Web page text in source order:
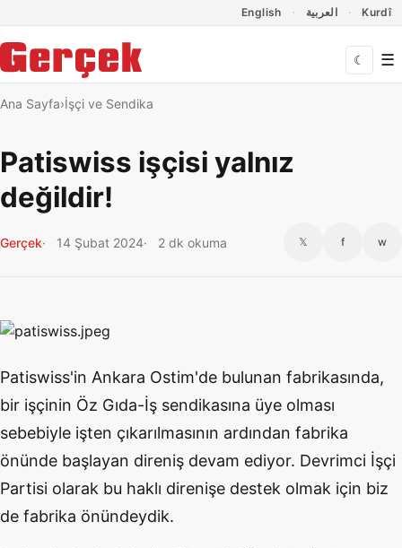
English العربية Kurdî
☾ ☰
Ana Sayfa İşçi ve Sendika
Patiswiss işçisi yalnız
değildir!
Gerçek 14 Şubat 2024 2 dk okuma 𝕏 f w
Patiswiss'in Ankara Ostim'de bulunan fabrikasında,
bir işçinin Öz Gıda-İş sendikasına üye olması
sebebiyle işten çıkarılmasının ardından fabrika
önünde başlayan direniş devam ediyor. Devrimci İşçi
Partisi olarak bu haklı direnişe destek olmak için biz
de fabrika önündeydik.